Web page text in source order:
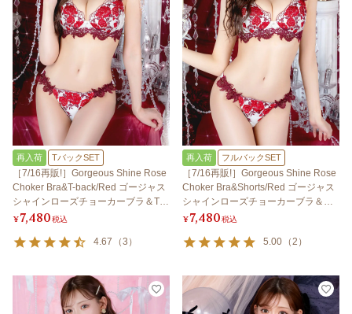
再入荷 TバックSET
［7/16再販!］Gorgeous Shine Rose
Choker Bra&T-back/Red ゴージャス
シャインローズチョーカーブラ＆Tバ
ック/レッド
¥7,480税込
4.67 （3 ）
再入荷 フルバックSET
［7/16再販!］Gorgeous Shine Rose
Choker Bra&Shorts/Red ゴージャス
シャインローズチョーカーブラ＆シ
ョーツ/レッド
¥7,480税込
5.00 （2 ）